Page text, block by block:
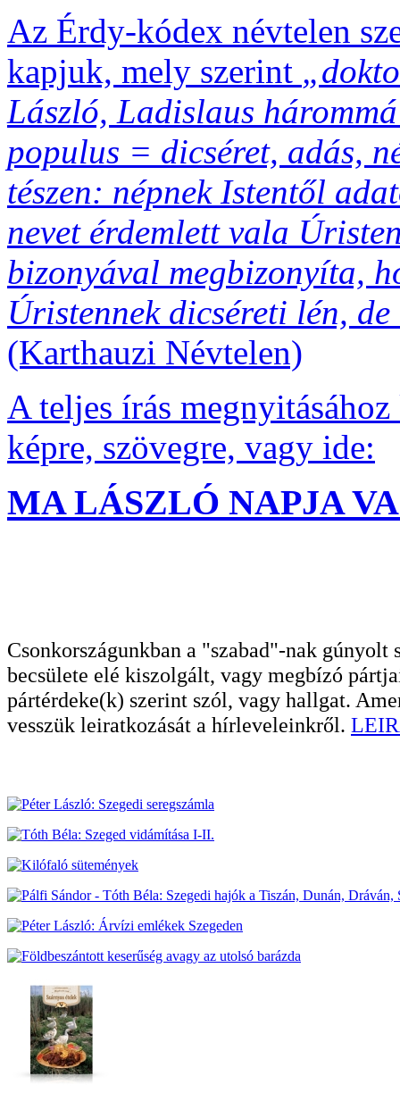
Az Érdy-kódex névtelen
kapjuk, mely szerint
László, Ladislaus
populus = dicséret, adás,
tészen: népnek Istentől
nevet érdemlett vala
bizonyával megbizonyíta,
Úristennek dicséreti lén,
(Karthauzi Névtelen)
A teljes írás
képre, szövegre, vagy ide:
MA LÁSZLÓ NAPJA
Csonkországunkban a "szabad"-nak
becsülete elé kiszolgált, vagy megbízó
pártérdeke(k) szerint szól, vagy hallgat.
vesszük leiratkozását a hírleveleinkről.